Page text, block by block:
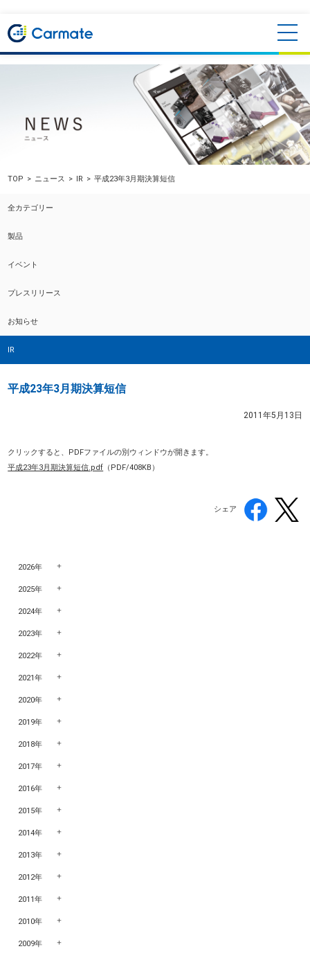
TOP ニュース IR 平成23年3月期決算短信
全カテゴリー
製品
イベント
プレスリリース
お知らせ
IR
平成23年3月期決算短信
2011年5月13日
クリックすると、PDFファイルの別ウィンドウが開きます。
平成23年3月期決算短信.pdf （PDF/408KB）
シェア
2026年
2025年
2024年
2023年
2022年
2021年
2020年
2019年
2018年
2017年
2016年
2015年
2014年
2013年
2012年
2011年
2010年
2009年